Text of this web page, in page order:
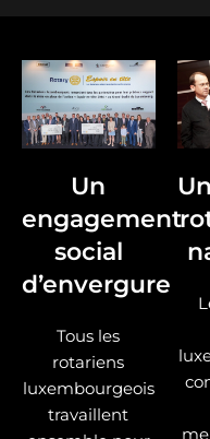
Un
engagement
social
d’envergure
Tous les
rotariens
luxembourgeois
travaillent